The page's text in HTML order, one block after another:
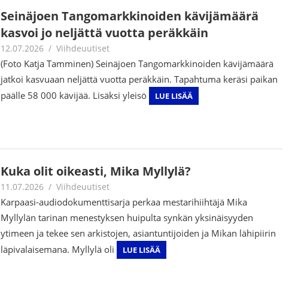
Seinäjoen Tangomarkkinoiden kävijämäärä
kasvoi jo neljättä vuotta peräkkäin
12.07.2026 Juha Kaunisto
Viihdeuutiset
(Foto Katja Tamminen) Seinäjoen Tangomarkkinoiden kävijämäärä
jatkoi kasvuaan neljättä vuotta peräkkäin. Tapahtuma keräsi paikan
päälle 58 000 kävijää. Lisäksi yleisö
LUE LISÄÄ
Kuka olit oikeasti, Mika Myllylä?
11.07.2026 Juha Kaunisto
Viihdeuutiset
Karpaasi-audiodokumenttisarja perkaa mestarihiihtäjä Mika
Myllylän tarinan menestyksen huipulta synkän yksinäisyyden
ytimeen ja tekee sen arkistojen, asiantuntijoiden ja Mikan lähipiirin
läpivalaisemana. Myllylä oli
LUE LISÄÄ